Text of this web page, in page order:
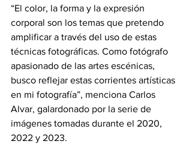
“El color, la forma y la expresión
corporal son los temas que pretendo
amplificar a través del uso de estas
técnicas fotográficas. Como fotógrafo
apasionado de las artes escénicas,
busco reflejar estas corrientes artísticas
en mi fotografía”, menciona Carlos
Alvar, galardonado por la serie de
imágenes tomadas durante el 2020,
2022 y 2023.